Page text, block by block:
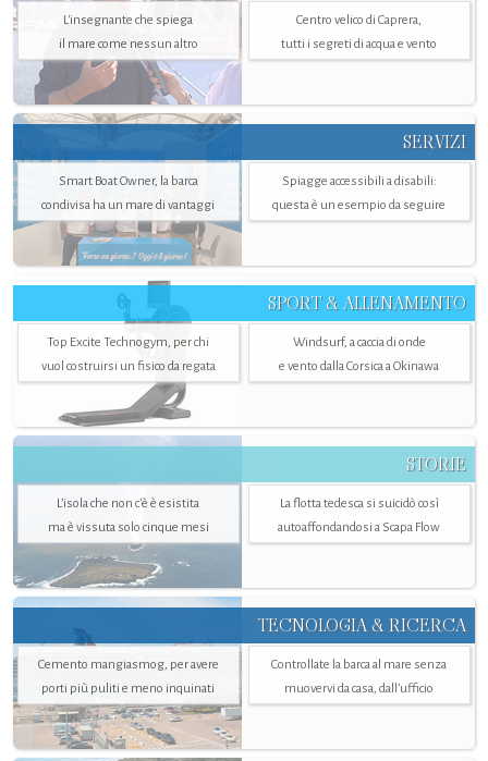
L'insegnante che spiega
il mare come nessun altro
Centro velico di Caprera,
tutti i segreti di acqua e vento
SERVIZI
Smart Boat Owner, la barca
condivisa ha un mare di vantaggi
Spiagge accessibili a disabili:
questa è un esempio da seguire
SPORT & ALLENAMENTO
Top Excite Technogym, per chi
vuol costruirsi un fisico da regata
Windsurf, a caccia di onde
e vento dalla Corsica a Okinawa
STORIE
L’isola che non c'è è esistita
ma è vissuta solo cinque mesi
La flotta tedesca si suicidò così
autoaffondandosi a Scapa Flow
TECNOLOGIA & RICERCA
Cemento mangiasmog, per avere
porti più puliti e meno inquinati
Controllate la barca al mare senza
muovervi da casa, dall’ufficio